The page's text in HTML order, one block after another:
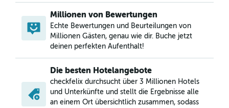
Millionen von Bewertungen
Echte Bewertungen und Beurteilungen von
Millionen Gästen, genau wie dir. Buche jetzt
deinen perfekten Aufenthalt!
Die besten Hotelangebote
checkfelix durchsucht über 3 Millionen Hotels
und Unterkünfte und stellt die Ergebnisse alle
an einem Ort übersichtlich zusammen, sodass